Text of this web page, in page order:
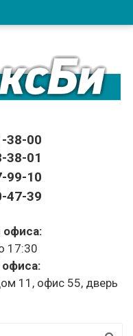
38-00
38-01
99-10
47-39
17:30
11, офис 55, дверь